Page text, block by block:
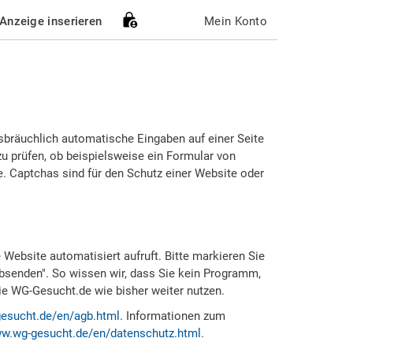
Anzeige inserieren Mein Konto
automatische Eingaben auf einer Seite
prüfen, ob beispielsweise ein Formular von
sind für den Schutz einer Website oder
automatisiert aufruft. Bitte markieren Sie
So wissen wir, dass Sie kein Programm,
WG-Gesucht.de wie bisher weiter nutzen.
en/agb.html . Informationen zum
gesucht.de/en/datenschutz.html .